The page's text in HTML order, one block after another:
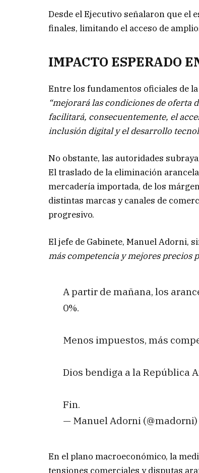
Desde el Ejecutivo señalaron que el
finales, limitando el acceso de
IMPACTO ESPERADO
Entre los fundamentos oficiales de
“mejorará las condiciones de oferta
facilitará, consecuentemente, el
inclusión digital y el desarrollo
No obstante, las autoridades
El traslado de la eliminación
mercadería importada, de los
distintas marcas y canales de
progresivo.
El jefe de Gabinete, Manuel Adorni,
más competencia y mejores precios
A partir de mañana, los
0%.
Menos impuestos, más
Dios bendiga a la República
Fin.
— Manuel Adorni (@madorni)
En el plano macroeconómico, la
tensiones comerciales y disputas